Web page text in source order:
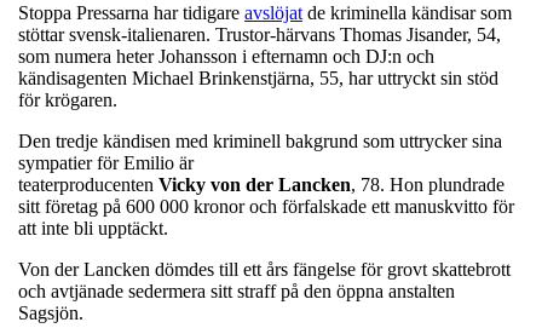
Stoppa Pressarna har tidigare avslöjat de kriminella kändisar som
stöttar svensk-italienaren. Trustor-härvans Thomas Jisander, 54,
som numera heter Johansson i efternamn och DJ:n och
kändisagenten Michael Brinkenstjärna, 55, har uttryckt sin stöd
för krögaren.
Den tredje kändisen med kriminell bakgrund som uttrycker sina
sympatier för Emilio är
teaterproducenten Vicky von der Lancken, 78. Hon plundrade
sitt företag på 600 000 kronor och förfalskade ett manuskvitto för
att inte bli upptäckt.
Von der Lancken dömdes till ett års fängelse för grovt skattebrott
och avtjänade sedermera sitt straff på den öppna anstalten
Sagsjön.